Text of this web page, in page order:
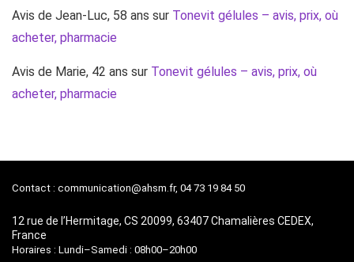
Avis de Jean-Luc, 58 ans sur Tonevit gélules – avis, prix, où
acheter, pharmacie
Avis de Marie, 42 ans sur Tonevit gélules – avis, prix, où
acheter, pharmacie
Contact : communication@ahsm.fr, 04 73 19 84 50
12 rue de l’Hermitage, CS 20099, 63407 Chamalières CEDEX,
France
Horaires : Lundi–Samedi : 08h00–20h00